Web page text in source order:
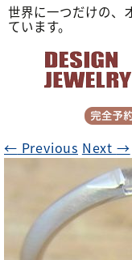
世界に一つだけの、
ています。
← Previous Next →